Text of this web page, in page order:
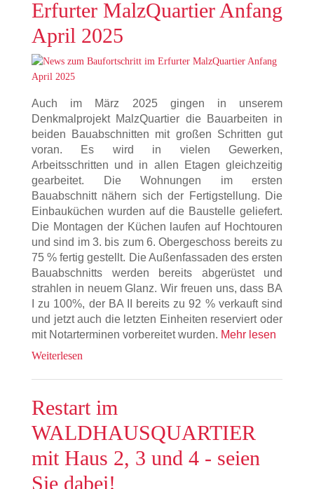
Erfurter MalzQuartier Anfang
April 2025
Auch im März 2025 gingen in unserem
Denkmalprojekt MalzQuartier die Bauarbeiten in
beiden Bauabschnitten mit großen Schritten gut
voran. Es wird in vielen Gewerken,
Arbeitsschritten und in allen Etagen gleichzeitig
gearbeitet. Die Wohnungen im ersten
Bauabschnitt nähern sich der Fertigstellung. Die
Einbauküchen wurden auf die Baustelle geliefert.
Die Montagen der Küchen laufen auf Hochtouren
und sind im 3. bis zum 6. Obergeschoss bereits zu
75 % fertig gestellt. Die Außenfassaden des ersten
Bauabschnitts werden bereits abgerüstet und
strahlen in neuem Glanz. Wir freuen uns, dass BA
I zu 100%, der BA II bereits zu 92 % verkauft sind
und jetzt auch die letzten Einheiten reserviert oder
mit Notarterminen vorbereitet wurden. Mehr lesen
Weiterlesen
Restart im
WALDHAUSQUARTIER
mit Haus 2, 3 und 4 - seien
Sie dabei!